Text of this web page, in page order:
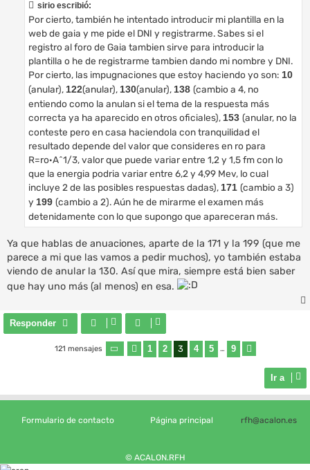
sirio escribió:
Por cierto, también he intentado introducir mi plantilla en la
web de gaia y me pide el DNI y registrarme. Sabes si el
registro al foro de Gaia tambien sirve para introducir la
plantilla o he de registrarme tambien dando mi nombre y DNI.
Por cierto, las impugnaciones que estoy haciendo yo son: 10
(anular), 122(anular), 130(anular), 138 (cambio a 4, no
entiendo como la anulan si el tema de la respuesta más
correcta ya ha aparecido en otros oficiales), 153 (anular, no la
conteste pero en casa haciendola con tranquilidad el
resultado depende del valor que consideres en ro para
R=ro·A^1/3, valor que puede variar entre 1,2 y 1,5 fm con lo
que la energia podria variar entre 6,2 y 4,99 Mev, lo cual
incluye 2 de las posibles respuestas dadas), 171 (cambio a 3)
y 199 (cambio a 2). Aún he de mirarme el examen más
detenidamente con lo que supongo que apareceran más.
Ya que hablas de anuaciones, aparte de la 171 y la 199 (que me
parece a mi que las vamos a pedir muchos), yo también estaba
viendo de anular la 130. Así que mira, siempre está bien saber
que hay uno más (al menos) en esa.
Responder
121 mensajes Página de 9
Anterior
1 2 3 4 5 … 9
Ir a
Formulario de contacto Página principal rfh@acalon.es
© ACALON.RFH